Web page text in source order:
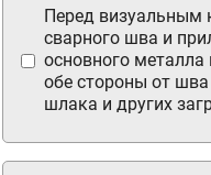
Перед визуальным
сварного шва и
основного
обе стороны от
шлака и других